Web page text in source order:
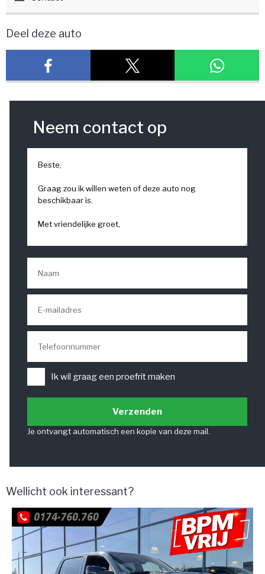
Deel deze auto
Neem contact op
Ik wil graag een proefrit maken
Verzenden
Je ontvangt automatisch een kopie van deze mail.
Wellicht ook interessant?